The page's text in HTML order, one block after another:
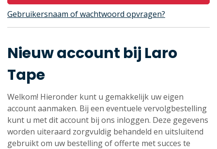
Gebruikersnaam of wachtwoord opvragen?
Nieuw account bij Laro
Tape
Welkom! Hieronder kunt u gemakkelijk uw eigen
account aanmaken. Bij een eventuele vervolgbestelling
kunt u met dit account bij ons inloggen. Deze gegevens
worden uiteraard zorgvuldig behandeld en uitsluitend
gebruikt om uw bestelling of offerte met succes te